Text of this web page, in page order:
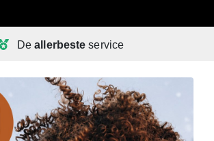
Deallerbeste service